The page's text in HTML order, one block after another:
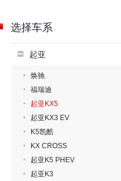
选择车系
起亚
焕驰
福瑞迪
起亚KX5
起亚KX3 EV
K5凯酷
KX CROSS
起亚K5 PHEV
起亚K3